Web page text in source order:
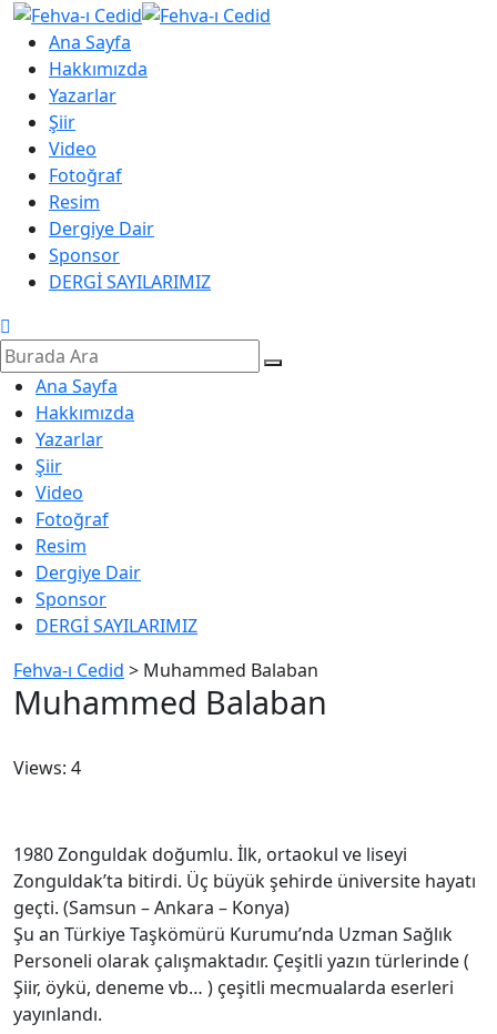
Ana Sayfa
Hakkımızda
Yazarlar
Şiir
Video
Fotoğraf
Resim
Dergiye Dair
Sponsor
DERGİ SAYILARIMIZ
Ana Sayfa
Hakkımızda
Yazarlar
Şiir
Video
Fotoğraf
Resim
Dergiye Dair
Sponsor
DERGİ SAYILARIMIZ
Fehva-ı Cedid > Muhammed Balaban
Muhammed Balaban
Views: 4
1980 Zonguldak doğumlu. İlk, ortaokul ve liseyi
Zonguldak’ta bitirdi. Üç büyük şehirde üniversite hayatı
geçti. (Samsun – Ankara – Konya)
Şu an Türkiye Taşkömürü Kurumu’nda Uzman Sağlık
Personeli olarak çalışmaktadır. Çeşitli yazın türlerinde (
Şiir, öykü, deneme vb… ) çeşitli mecmualarda eserleri
yayınlandı.